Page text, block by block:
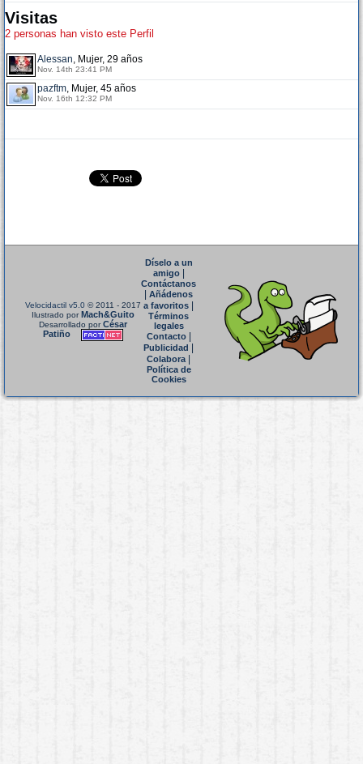
Visitas
2 personas han visto este Perfil
Alessan, Mujer, 29 años
Nov. 14th 23:41 PM
pazftm, Mujer, 45 años
Nov. 16th 12:32 PM
Velocidactil v5.0 © 2011 - 2017
Ilustrado porMach&Guito
Desarrollado porCésar
Patiño
Díselo a un
amigo|
Contáctanos
Añádenos
a favoritos
Términos
legales
Contacto|
Publicidad
Colabora|
Política de
Cookies